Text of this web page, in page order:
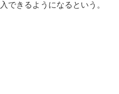
できるようになるという。